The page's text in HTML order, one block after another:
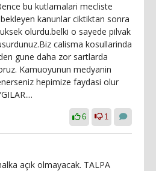
bu kutlamalari mecliste
kanunlar ciktiktan sonra
olurdu.belki o sayede pilvak
calisma kosullarinda
gune daha zor sartlarda
Kamuoyunun medyanin
hepimize faydasi olur
6 1
açık olmayacak. TALPA